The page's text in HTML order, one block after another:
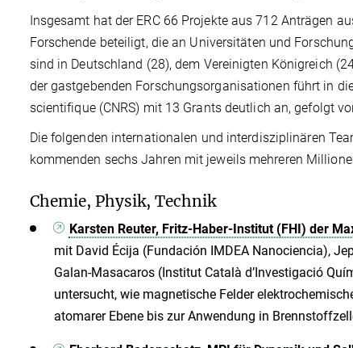
Insgesamt hat der ERC 66 Projekte aus 712 Anträgen
Forschende beteiligt, die an Universitäten und
sind in Deutschland (28), dem Vereinigten Königreich
der gastgebenden Forschungsorganisationen führt in
scientifique (CNRS) mit 13 Grants deutlich an, gefolgt
Die folgenden internationalen und interdisziplinären
kommenden sechs Jahren mit jeweils mehreren
Chemie, Physik, Technik
Karsten Reuter, Fritz-Haber-Institut (FHI) der
mit David Écija (Fundación IMDEA Nanociencia),
Galan-Masacaros (Institut Català d’Investigació
untersucht, wie magnetische Felder
atomarer Ebene bis zur Anwendung in